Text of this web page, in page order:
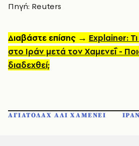
Πηγή: Reuters
Διαβάστε επίσης → Explainer:
στο Ιράν μετά τον Χαμενεΐ -
διαδεχθεί;
ΑΓΙΑΤΟΛΑΧ AΛΙ ΧΑΜΕΝΕΙ ΙΡΑΝ